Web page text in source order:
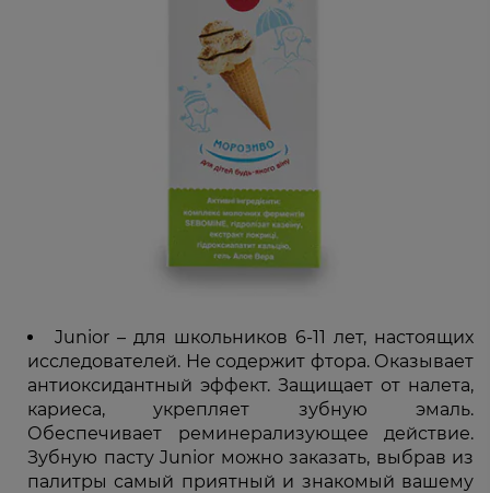
Junior – для школьников 6-11 лет, настоящих
исследователей. Не содержит фтора. Оказывает
антиоксидантный эффект. Защищает от налета,
кариеса, укрепляет зубную эмаль.
Обеспечивает реминерализующее действие.
Зубную пасту Junior можно заказать, выбрав из
палитры самый приятный и знакомый вашему